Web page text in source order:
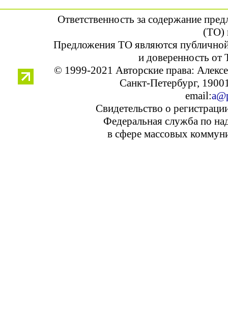
Ответственность за содержание
(ТО)
Предложения ТО являются
и доверенность от
© 1999-2021 Авторские права:
Санкт-Петербург,
email:
Свидетельство о
Федеральная служба по
в сфере массовых